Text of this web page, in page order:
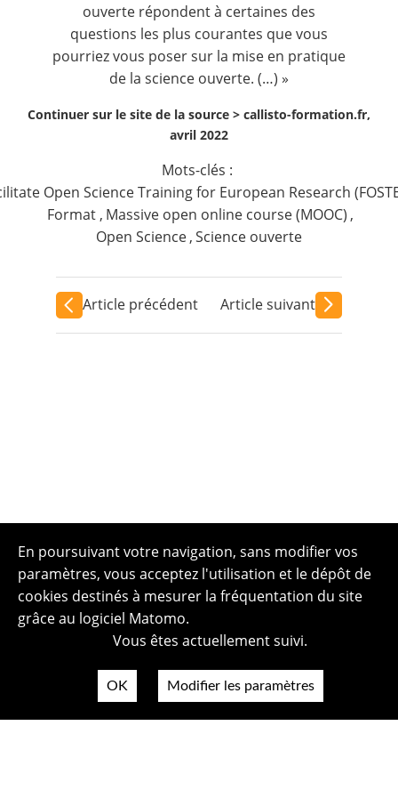
ouverte répondent à certaines des
questions les plus courantes que vous
pourriez vous poser sur la mise en pratique
de la science ouverte. (…) »
Continuer sur le site de la source > callisto-formation.fr,
avril 2022
Mots-clés :
Open Science Training for European Research
Format , Massive open online course (MOOC) ,
Open Science,Science ouverte
Article précédent Article suivant
En poursuivant votre navigation, sans modifier vos
paramètres, vous acceptez l'utilisation et le dépôt de
cookies destinés à mesurer la fréquentation du site
grâce au logiciel Matomo.
Vous êtes actuellement suivi.
OK Modifier les paramètres